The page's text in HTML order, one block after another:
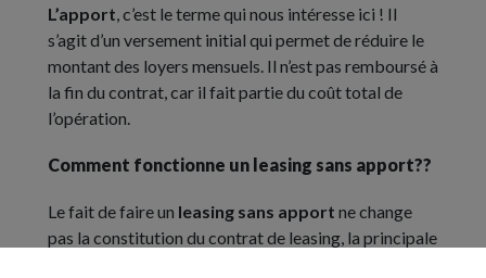
L’apport, c’est le terme qui nous intéresse ici ! Il
s’agit d’un versement initial qui permet de réduire le
montant des loyers mensuels. Il n’est pas remboursé à
la fin du contrat, car il fait partie du coût total de
l’opération.
Comment fonctionne un leasing sans apport??
Le fait de faire un leasing sans apport ne change
pas la constitution du contrat de leasing, la principale